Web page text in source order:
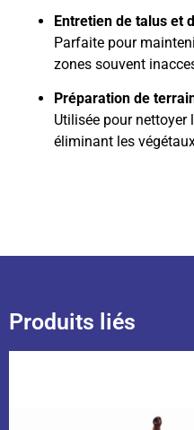
Entretien de talus et
Parfaite pour
zones souvent
Préparation de
Utilisée pour
éliminant les
Produits liés